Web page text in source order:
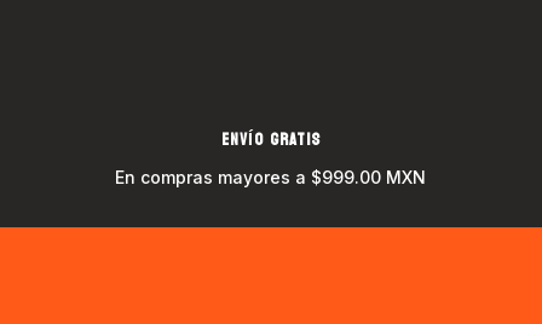
ENVÍO GRATIS
En compras mayores a $999.00 MXN